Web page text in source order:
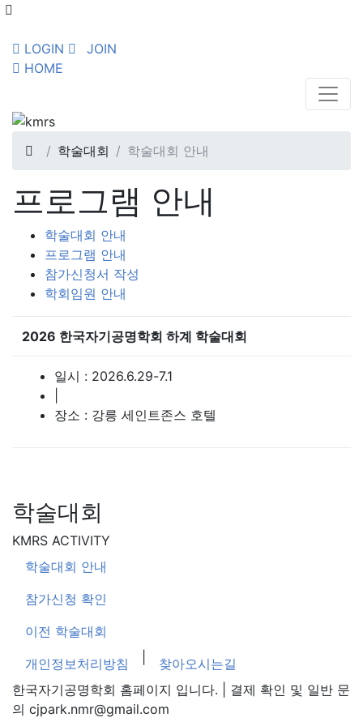
LOGIN
JOIN
HOME
학술대회 학술대회 안내
프로그램 안내
학술대회 안내
프로그램 안내
참가신청서 작성
학회임원 안내
2026 한국자기공명학회 하계 학술대회
일시 : 2026.6.29-7.1
장소 : 강릉 세인트존스 호텔
학술대회
KMRS ACTIVITY
학술대회 안내
참가신청 확인
이전 학술대회
개인정보처리방침
찾아오시는길
한국자기공명학회 홈페이지 입니다. | 결제 확인 및 일반 문
의 cjpark.nmr@gmail.com